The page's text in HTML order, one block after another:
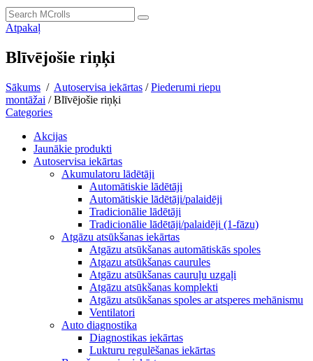
Atpakaļ
Blīvējošie riņķi
Sākums / Autoservisa iekārtas /Piederumi riepu
montāžai /Blīvējošie riņķi
Categories
Akcijas
Jaunākie produkti
Autoservisa iekārtas
Akumulatoru lādētāji
Automātiskie lādētāji
Automātiskie lādētāji/palaidēji
Tradicionālie lādētāji
Tradicionālie lādētāji/palaidēji (1-fāzu)
Atgāzu atsūkšanas iekārtas
Atgāzu atsūkšanas automātiskās spoles
Atgazu atsūkšanas caurules
Atgāzu atsūkšanas cauruļu uzgaļi
Atgāzu atsūkšanas komplekti
Atgāzu atsūkšanas spoles ar atsperes mehānismu
Ventilatori
Auto diagnostika
Diagnostikas iekārtas
Lukturu regulēšanas iekārtas